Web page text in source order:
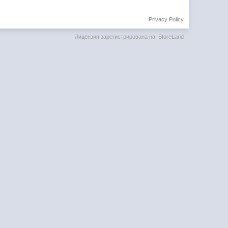
Privacy Policy
Лицензия зарегистрирована на: StoreLand